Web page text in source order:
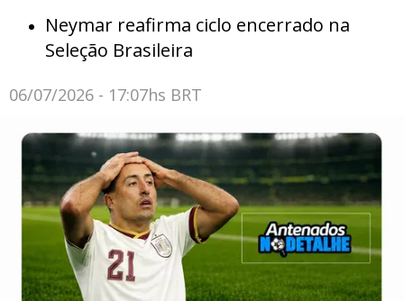
Neymar reafirma ciclo encerrado na
Seleção Brasileira
06/07/2026 - 17:07hs BRT